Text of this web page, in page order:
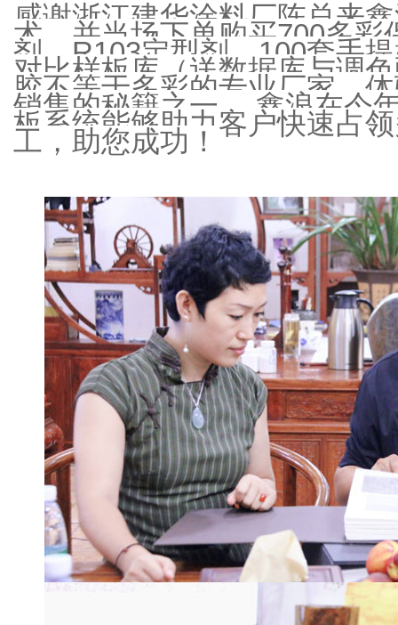
感谢浙江建华涂料厂陈总来
术，并当场下单购买700多彩
剂、R103定型剂、100套手
对比样板库（送数据库与调
胶不等于多彩的专业厂家，
销售的秘籍之一。 鑫浪在今
板系统能够助力客户快速占
工，助您成功！